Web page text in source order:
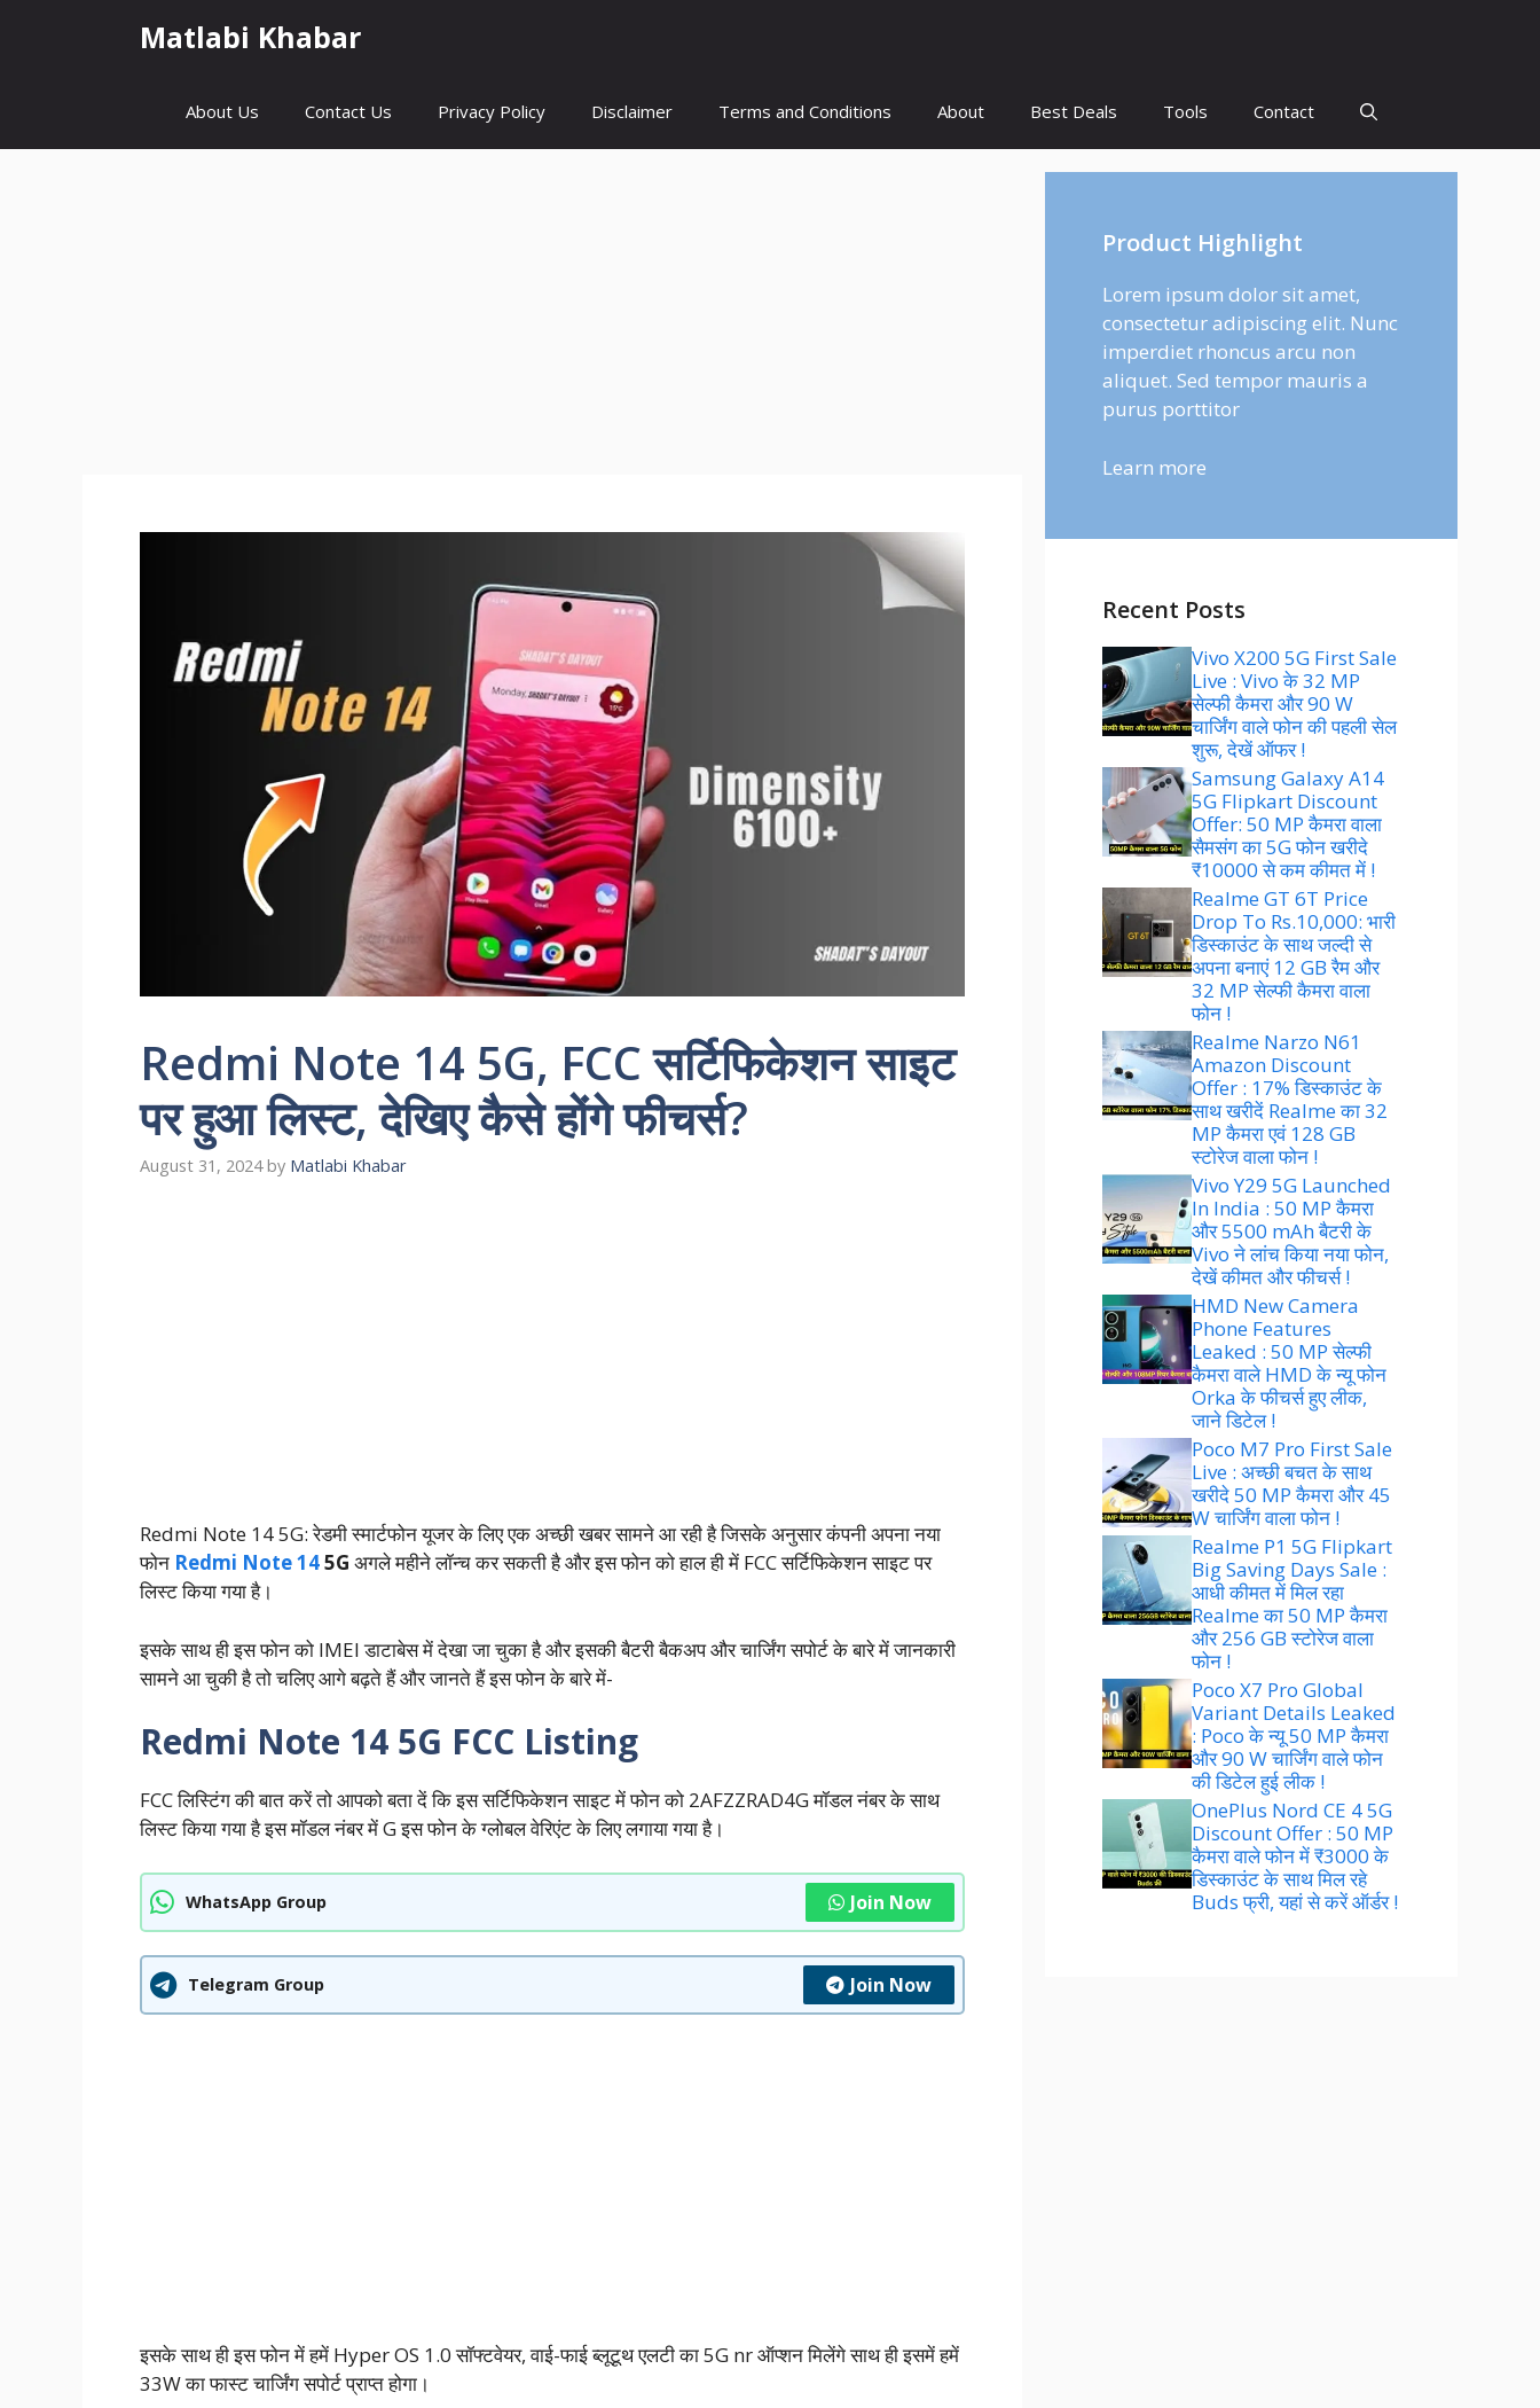
Matlabi Khabar
About Us Contact Us Privacy Policy Disclaimer Terms and Conditions About Best Deals Tools Contact
Redmi Note 14 5G, FCC सर्टिफिकेशन साइट
पर हुआ लिस्ट, देखिए कैसे होंगे फीचर्स?
August 31, 2024 by Matlabi Khabar
Redmi Note 14 5G: रेडमी स्मार्टफोन यूजर के लिए एक अच्छी खबर सामने आ रही है जिसके अनुसार कंपनी अपना नया
फोन Redmi Note 145G अगले महीने लॉन्च कर सकती है और इस फोन को हाल ही में FCC सर्टिफिकेशन साइट पर
लिस्ट किया गया है।
इसके साथ ही इस फोन को IMEI डाटाबेस में देखा जा चुका है और इसकी बैटरी बैकअप और चार्जिंग सपोर्ट के बारे में जानकारी
सामने आ चुकी है तो चलिए आगे बढ़ते हैं और जानते हैं इस फोन के बारे में-
Redmi Note 14 5G FCC Listing
FCC लिस्टिंग की बात करें तो आपको बता दें कि इस सर्टिफिकेशन साइट में फोन को 2AFZZRAD4G मॉडल नंबर के साथ
लिस्ट किया गया है इस मॉडल नंबर में G इस फोन के ग्लोबल वेरिएंट के लिए लगाया गया है।
WhatsApp Group Join Now
Telegram Group Join Now
इसके साथ ही इस फोन में हमें Hyper OS 1.0 सॉफ्टवेयर, वाई-फाई ब्लूटूथ एलटी का 5G nr ऑप्शन मिलेंगे साथ ही इसमें हमें
33W का फास्ट चार्जिंग सपोर्ट प्राप्त होगा।
Product Highlight
Lorem ipsum dolor sit amet,
consectetur adipiscing elit. Nunc
imperdiet rhoncus arcu non
aliquet. Sed tempor mauris a
purus porttitor
Learn more
Recent Posts
Vivo X200 5G First Sale
Live : Vivo के 32 MP
सेल्फी कैमरा और 90 W
चार्जिंग वाले फोन की पहली सेल
शुरू, देखें ऑफर !
Samsung Galaxy A14
5G Flipkart Discount
Offer: 50 MP कैमरा वाला
सैमसंग का 5G फोन खरीदे
₹10000 से कम कीमत में !
Realme GT 6T Price
Drop To Rs.10,000: भारी
डिस्काउंट के साथ जल्दी से
अपना बनाएं 12 GB रैम और
32 MP सेल्फी कैमरा वाला
फोन !
Realme Narzo N61
Amazon Discount
Offer : 17% डिस्काउंट के
साथ खरीदें Realme का 32
MP कैमरा एवं 128 GB
स्टोरेज वाला फोन !
Vivo Y29 5G Launched
In India : 50 MP कैमरा
और 5500 mAh बैटरी के
Vivo ने लांच किया नया फोन,
देखें कीमत और फीचर्स !
HMD New Camera
Phone Features
Leaked : 50 MP सेल्फी
कैमरा वाले HMD के न्यू फोन
Orka के फीचर्स हुए लीक,
जाने डिटेल !
Poco M7 Pro First Sale
Live : अच्छी बचत के साथ
खरीदे 50 MP कैमरा और 45
W चार्जिंग वाला फोन !
Realme P1 5G Flipkart
Big Saving Days Sale :
आधी कीमत में मिल रहा
Realme का 50 MP कैमरा
और 256 GB स्टोरेज वाला
फोन !
Poco X7 Pro Global
Variant Details Leaked
: Poco के न्यू 50 MP कैमरा
और 90 W चार्जिंग वाले फोन
की डिटेल हुई लीक !
OnePlus Nord CE 4 5G
Discount Offer : 50 MP
कैमरा वाले फोन में ₹3000 के
डिस्काउंट के साथ मिल रहे
Buds फ्री, यहां से करें ऑर्डर !